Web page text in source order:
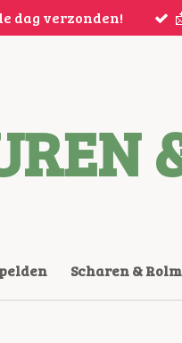
dag verzonden!
Scharen &